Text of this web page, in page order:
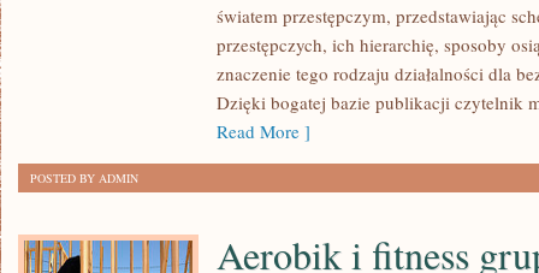
światem przestępczym, przedstawiając
przestępczych, ich hierarchię, sposoby
znaczenie tego rodzaju działalności dla
Dzięki bogatej bazie publikacji czytelnik
Read More ]
POSTED BY ADMIN
Aerobik i fitness